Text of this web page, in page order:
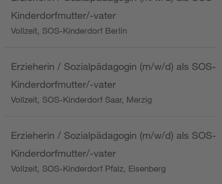
Kinderdorfmutter/-vater
Vollzeit, SOS-Kinderdorf Berlin
Erzieherin / Sozialpädagogin (m/w/d) als SOS-
Kinderdorfmutter/-vater
Vollzeit, SOS-Kinderdorf Saar, Merzig
Erzieherin / Sozialpädagogin (m/w/d) als SOS-
Kinderdorfmutter/-vater
Vollzeit, SOS-Kinderdorf Pfalz, Eisenberg